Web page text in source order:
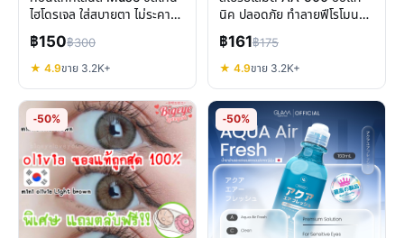
ไฮโดรเจล ใส่สบายตา ไม่ระคาย
เคือง เลนส์รายเดือน
฿150฿300
★ 4.9ขาย 3.2K+
นิค ปลอดภัย ทำลายฟีโรโมน
ป้องกันมดซ้ำ
฿161฿175
★ 4.9ขาย 3.2K+
-50% -50%